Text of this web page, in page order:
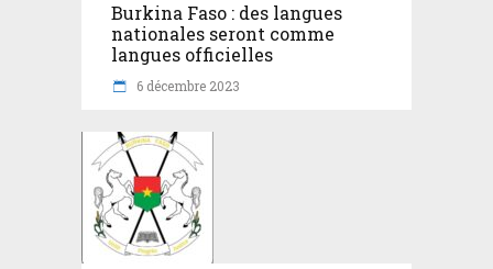
Burkina Faso : des langues
nationales seront comme
langues officielles
6 décembre 2023